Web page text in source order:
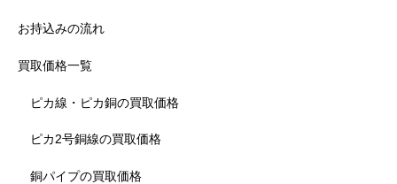
お持込みの流れ
買取価格一覧
ピカ線・ピカ銅の買取価格
ピカ2号銅線の買取価格
銅パイプの買取価格